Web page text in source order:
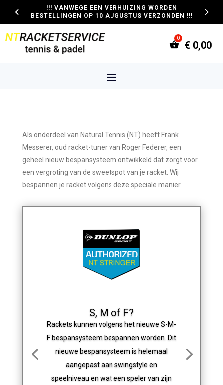
!!! VANWEGE EEN VERHUIZING WORDEN
BESTELLINGEN OP 10 AUGUSTUS VERZONDEN !!!
€ 0,00
Als onderdeel van Natural Tennis (NT) heeft Frank
Messerer, oud racket-tuner van Roger Federer, een
geheel nieuw bespansysteem ontwikkeld dat zorgt voor
een vergroting van de sweetspot van je racket. Wij
bespannen je racket volgens deze speciale manier.
S, M of F?
Rackets kunnen volgens het nieuwe S-M-
F bespansysteem bespannen worden. Dit
nieuwe bespansysteem is helemaal
aangepast aan swingstyle en
speelniveau en wat een speler van zijn